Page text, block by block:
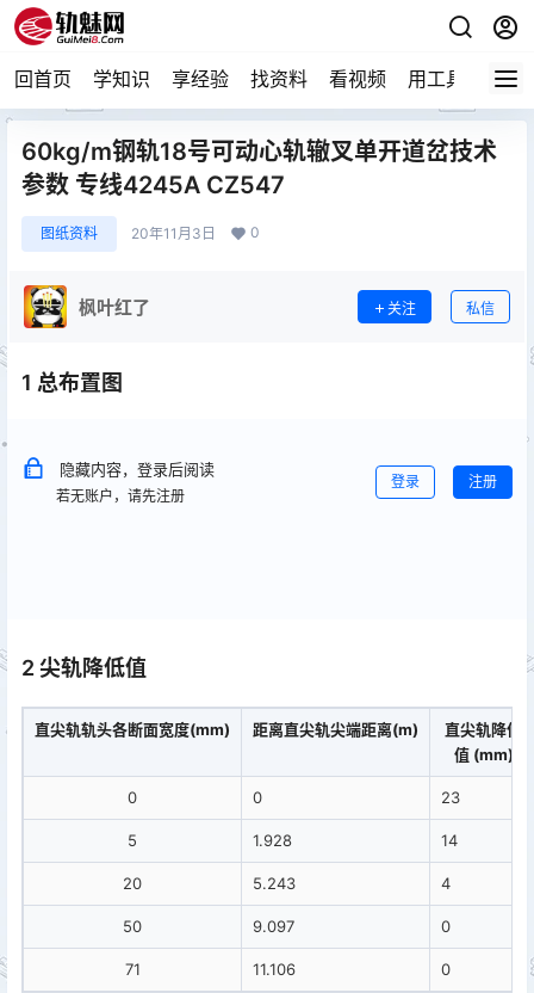
回首页 学知识 享经验 找资料 看视频 用工具 论技
60kg/m钢轨18号可动心轨辙叉单开道岔技术
参数 专线4245A CZ547
图纸资料 20年11月3日 0
枫叶红了 关注 私信
1 总布置图
隐藏内容，登录后阅读
若无账户，请先注册
登录 注册
2 尖轨降低值
直尖轨轨头各断面宽度(mm) 距离直尖轨尖端距离(m)
直尖轨降低
值 (mm)
0 0 23
5 1.928 14
20 5.243 4
50 9.097 0
71 11.106 0